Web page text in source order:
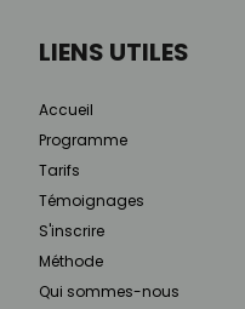
LIENS UTILES
Accueil
Programme
Tarifs
Témoignages
S'inscrire
Méthode
Qui sommes-nous